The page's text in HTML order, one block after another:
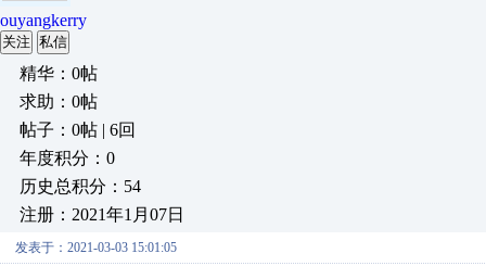
ouyangkerry
关注 私信
精华：0帖
求助：0帖
帖子：0帖 | 6回
年度积分：0
历史总积分：54
注册：2021年1月07日
发表于：2021-03-03 15:01:05